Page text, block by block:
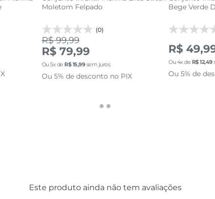
Moletom Felpado
(0)
R$ 99,99
R$ 79,99
Ou5x de R$15,99sem juros
Ou 5% de desconto no PIX
Bege Verde
R$
Ou4x de R$12,49
Ou 5% de
Este produto ainda não tem avaliações